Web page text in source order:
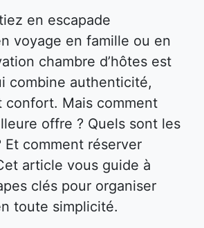
en escapade
voyage en famille ou en
chambre d’hôtes est
combine authenticité,
confort. Mais comment
offre ? Quels sont les
Et comment réserver
article vous guide à
clés pour organiser
toute simplicité.